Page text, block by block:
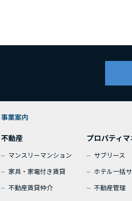
事業案内
不動産
マンスリーマンション
家具・家電付き賃貸
不動産賃貸仲介
プロパティ
サブリース
ホテル一括
不動産管理